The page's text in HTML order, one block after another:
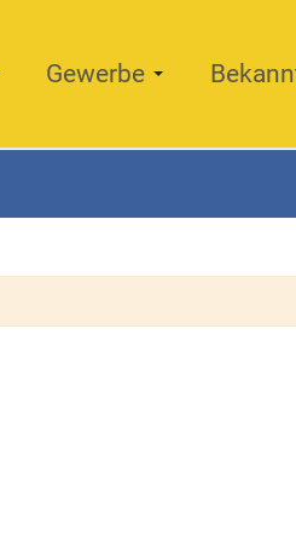
Gewerbe